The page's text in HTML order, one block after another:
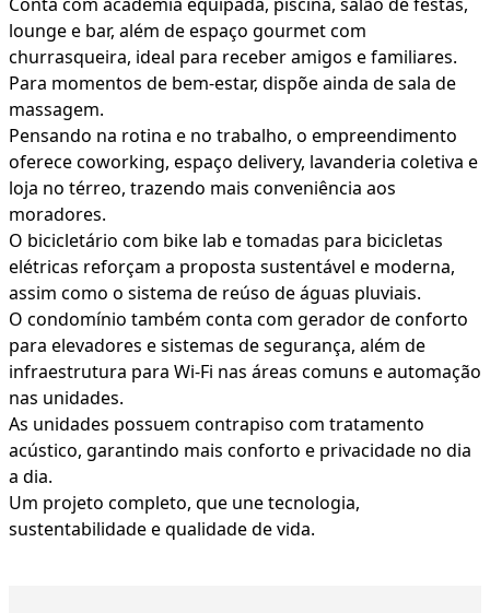
lounge e bar, além de espaço gourmet com
churrasqueira, ideal para receber amigos e familiares.
Para momentos de bem-estar, dispõe ainda de sala de
massagem.
Pensando na rotina e no trabalho, o empreendimento
oferece coworking, espaço delivery, lavanderia coletiva e
loja no térreo, trazendo mais conveniência aos
moradores.
O bicicletário com bike lab e tomadas para bicicletas
elétricas reforçam a proposta sustentável e moderna,
assim como o sistema de reúso de águas pluviais.
O condomínio também conta com gerador de conforto
para elevadores e sistemas de segurança, além de
infraestrutura para Wi-Fi nas áreas comuns e automação
nas unidades.
As unidades possuem contrapiso com tratamento
acústico, garantindo mais conforto e privacidade no dia
a dia.
Um projeto completo, que une tecnologia,
sustentabilidade e qualidade de vida.